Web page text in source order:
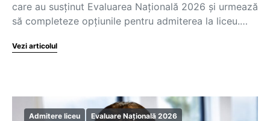
care au susținut Evaluarea Națională 2026 și urmează
să completeze opțiunile pentru admiterea la liceu.…
Vezi articolul
Admitere liceu Evaluare Națională 2026